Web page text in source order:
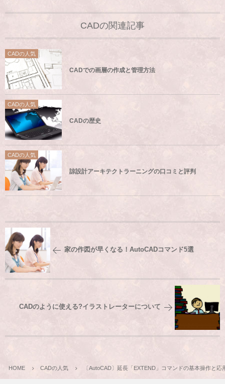
CADの関連記事
CADの人気
CADでの画層の作成と管理方法
CADの人気
CADの歴史
CADの人気
諒設計アーキテクトラーニングの口コミと評判
家の作図が早くなる！AutoCADコマンド5選
CADのように使える?イラストレーターについて
HOME CADの人気 〔AutoCAD〕延長「EXTEND」コマンドの基本操作と応